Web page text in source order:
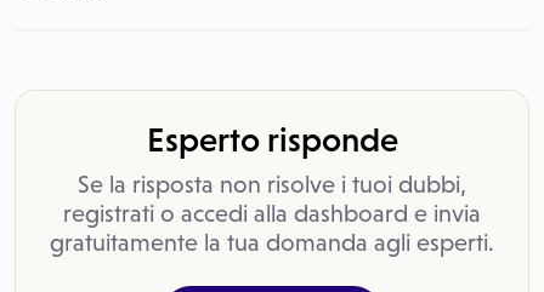
Esperto risponde
Se la risposta non risolve i tuoi dubbi,
registrati o accedi alla dashboard e invia
gratuitamente la tua domanda agli esperti.